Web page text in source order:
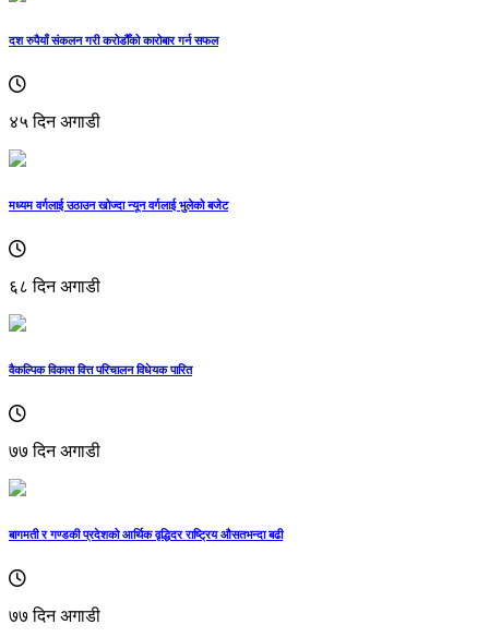
दश रुपैयाँ संकलन गरी करोडौँको कारोबार गर्न सफल
४५ दिन अगाडी
मध्यम वर्गलाई उठाउन खोज्दा न्यून वर्गलाई भुलेको बजेट
६८ दिन अगाडी
वैकल्पिक विकास वित्त परिचालन विधेयक पारित
७७ दिन अगाडी
बागमती र गण्डकी प्रदेशको आर्थिक वृद्धिदर राष्ट्रिय औसतभन्दा बढी
७७ दिन अगाडी